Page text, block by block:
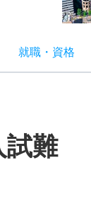
就職・ 資格
試難